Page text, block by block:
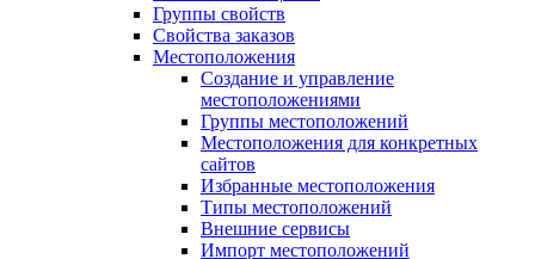
Группы свойств
Свойства заказов
Местоположения
Создание и управление
местоположениями
Группы местоположений
Местоположения для конкретных
сайтов
Избранные местоположения
Типы местоположений
Внешние сервисы
Импорт местоположений